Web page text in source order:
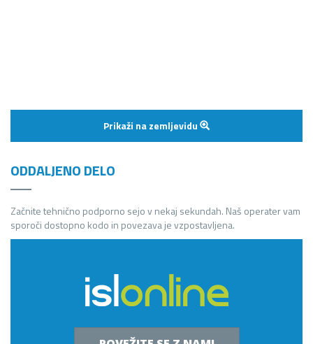
Prikaži na zemljevidu
ODDALJENO DELO
Začnite tehnično podporno sejo v nekaj sekundah. Naš operater vam
sporoči dostopno kodo in povezava je vzpostavljena.